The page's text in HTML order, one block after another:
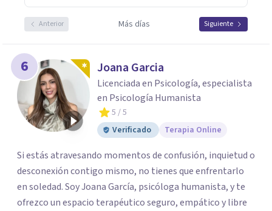
Anterior Más días Siguiente
6 Joana Garcia
Licenciada en Psicología, especialista
en Psicología Humanista
5 / 5
Verificado
Terapia Online
Si estás atravesando momentos de confusión, inquietud o
desconexión contigo mismo, no tienes que enfrentarlo
en soledad. Soy Joana García, psicóloga humanista, y te
ofrezco un espacio terapéutico seguro, empático y libre